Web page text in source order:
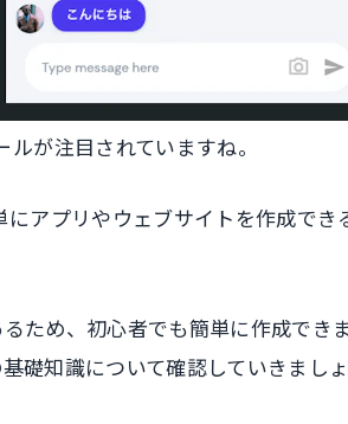
が注目されていますね。
アプリやウェブサイトを作成でき
ため、初心者でも簡単に作成できま
知識について確認していきましょ